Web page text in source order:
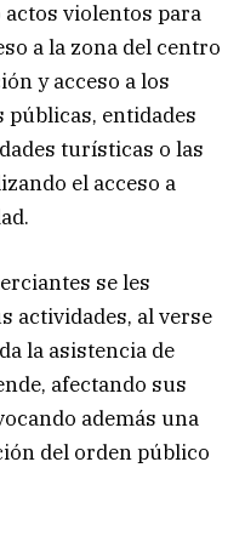
violentos para
a la zona del centro
y acceso a los
entidades
turísticas o las
el acceso a
se les
actividades, al verse
la asistencia de
afectando sus
además una
del orden público